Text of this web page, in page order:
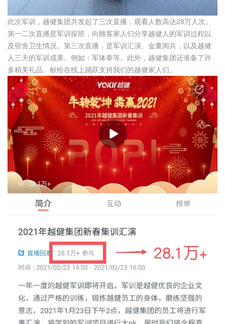
此次军训，越健集团共发起了三次直播，观看人数高达28万人次。
第一二次直播是军训探班，向顾客家人们分享越健人的军训过程以
及宿舍卫生情况。第三次直播，是军训汇演、金董阅兵，以及越健
人三天的军训成果。例如：军体拳等。此外，越健集团还准备了许
多精美礼品。献给在线上踊跃支持我们的越健家人们。